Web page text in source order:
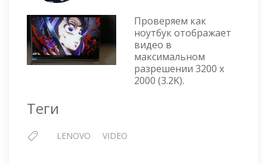
Проверяем как
ноутбук отображает
видео в
максимальном
разрешении 3200 x
2000 (3.2K).
Теги
LENOVO VIDEO